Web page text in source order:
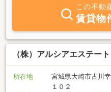
この不動
賃貸物
（株）アルシアエステート
所在地
宮城県大崎市古川
１０２